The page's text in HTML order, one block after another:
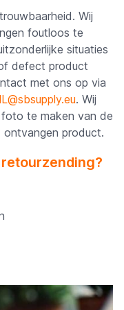
Wij
foutloos te
situaties
defect product
met ons op via
. Wij
foto te maken van de
product.